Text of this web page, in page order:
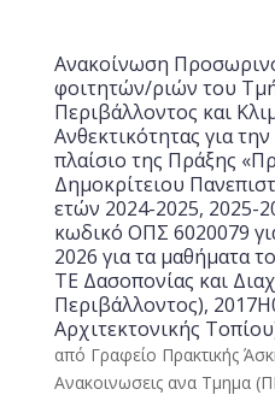
Ανακοίνωση
φοιτητών/ριών του
Περιβάλλοντος και
Ανθεκτικότητας για
πλαίσιο της Πράξης
Δημοκρίτειου
ετών 2024-2025, 2025-
κωδικό ΟΠΣ 6020079
2026 για τα μαθήματα
ΤΕ Δασοπονίας και
Περιβάλλοντος),
Αρχιτεκτονικής
από Γραφείο Πρακτικής
Ανακοινωσεις ανα Τμημα